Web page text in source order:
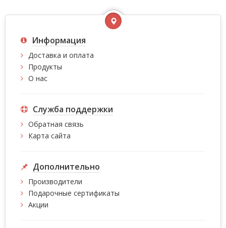
Информация
Доставка и оплата
Продукты
О нас
Служба поддержки
Обратная связь
Карта сайта
Дополнительно
Производители
Подарочные сертификаты
Акции